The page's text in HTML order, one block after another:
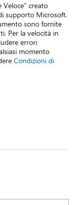
Veloce" creato
supporto Microsoft.
sono fornite
Per la velocità in
errori
momento
Condizioni di